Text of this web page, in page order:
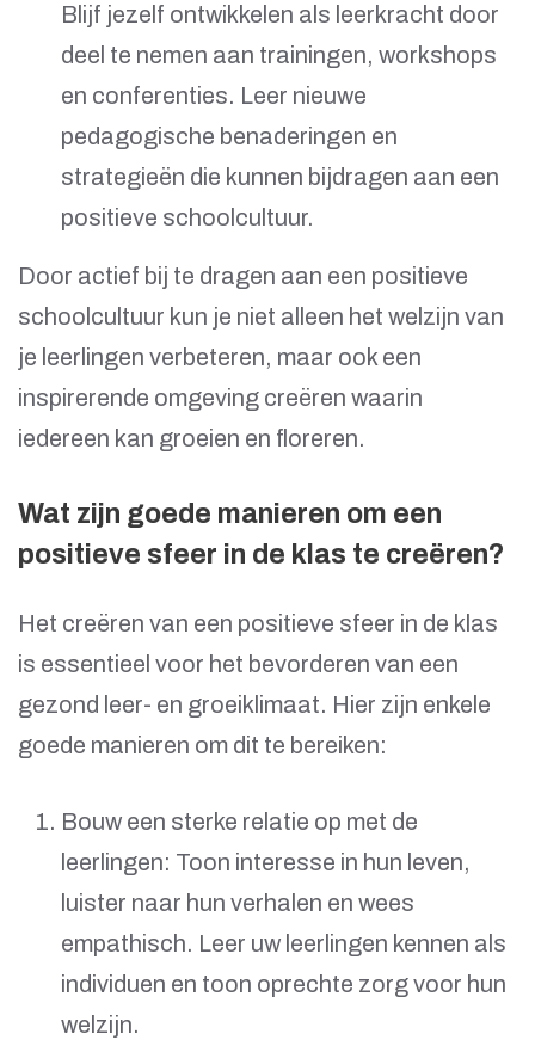
Blijf jezelf ontwikkelen als leerkracht door
deel te nemen aan trainingen, workshops
en conferenties. Leer nieuwe
pedagogische benaderingen en
strategieën die kunnen bijdragen aan een
positieve schoolcultuur.
Door actief bij te dragen aan een positieve
schoolcultuur kun je niet alleen het welzijn van
je leerlingen verbeteren, maar ook een
inspirerende omgeving creëren waarin
iedereen kan groeien en floreren.
Wat zijn goede manieren om een
positieve sfeer in de klas te creëren?
Het creëren van een positieve sfeer in de klas
is essentieel voor het bevorderen van een
gezond leer- en groeiklimaat. Hier zijn enkele
goede manieren om dit te bereiken:
Bouw een sterke relatie op met de
leerlingen: Toon interesse in hun leven,
luister naar hun verhalen en wees
empathisch. Leer uw leerlingen kennen als
individuen en toon oprechte zorg voor hun
welzijn.